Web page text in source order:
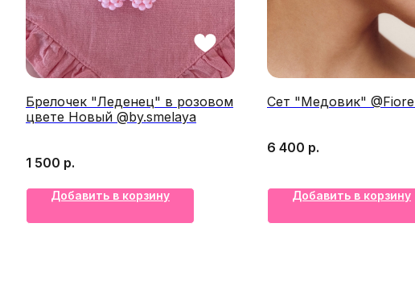
Брелочек "Леденец" в розовом
цвете Новый @by.smelaya
1 500 р.
Добавить в корзину
Сет "Медовик"
6 400 р.
Добавить в корзину